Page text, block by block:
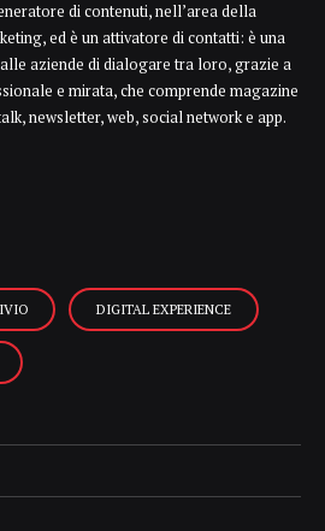
di contenuti, nell’area della
ed è un attivatore di contatti: è una
aziende di dialogare tra loro, grazie a
e mirata, che comprende magazine
newsletter, web, social network e app.
DIGITAL EXPERIENCE